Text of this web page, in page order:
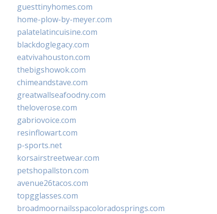
guesttinyhomes.com
home-plow-by-meyer.com
palatelatincuisine.com
blackdoglegacy.com
eatvivahouston.com
thebigshowok.com
chimeandstave.com
greatwallseafoodny.com
theloverose.com
gabriovoice.com
resinflowart.com
p-sports.net
korsairstreetwear.com
petshopallston.com
avenue26tacos.com
topgglasses.com
broadmoornailsspacoloradosprings.com